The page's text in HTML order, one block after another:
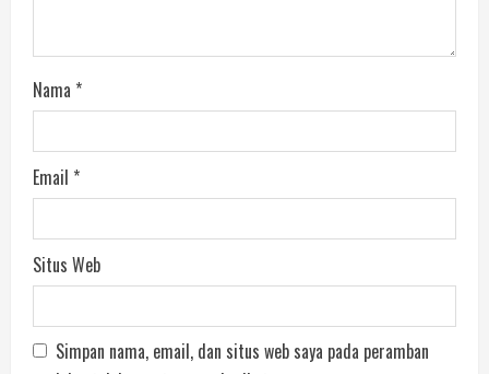
Nama *
Email *
Situs Web
Simpan nama, email, dan situs web saya pada peramban